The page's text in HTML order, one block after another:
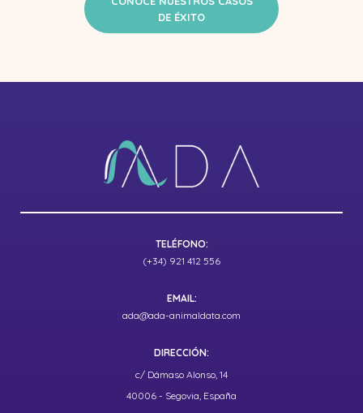
DE ÉXITO
TELÉFONO:
(+34) 921 412 556
EMAIL:
ada@ada-animaldata.com
DIRECCIÓN:
c/ Dámaso Alonso, 14
40006 - Segovia, España